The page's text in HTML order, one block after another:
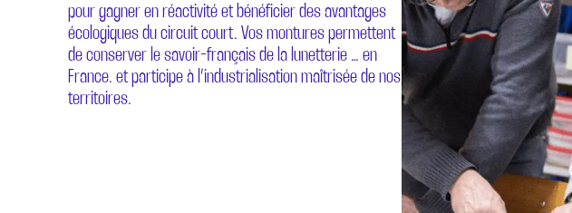
pour gagner en réactivité et bénéficier des avantages
écologiques du circuit court. Vos montures permettent
de conserver le savoir-français de la lunetterie … en
France. et participe à l’industrialisation maîtrisée de nos
territoires.